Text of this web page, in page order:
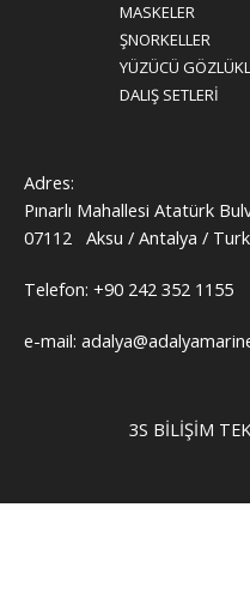
MASKELER
ŞNORKELLER
YÜZÜCÜ
DALIŞ SETLERİ
Adres:
Pınarlı Mahallesi Atatürk
07112 Aksu / Antalya /
Telefon: +90 242 352 1155
e-mail:
3S BILIŞIM